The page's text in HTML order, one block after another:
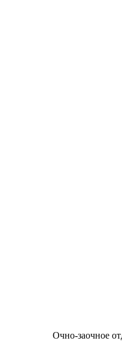
Очно-заочное